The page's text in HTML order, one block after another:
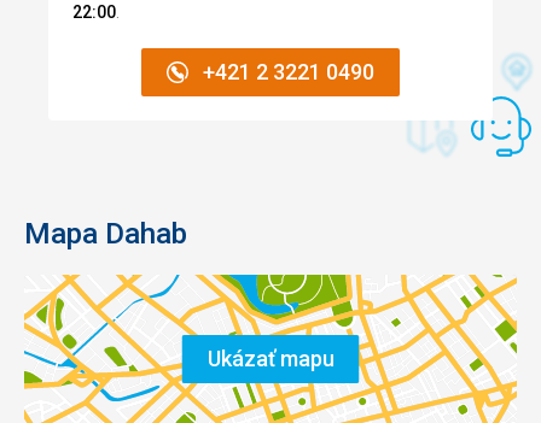
22:00.
+421 2 3221 0490
Mapa Dahab
Ukázať mapu